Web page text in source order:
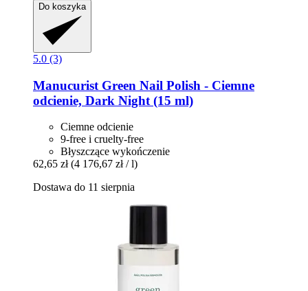
Do koszyka
5.0 (3)
Manucurist Green Nail Polish -​ Ciemne
odcienie, Dark Night (15 ml)
Ciemne odcienie
9-free i cruelty-free
Błyszczące wykończenie
62,65 zł (4 176,67 zł / l)
Dostawa do 11 sierpnia